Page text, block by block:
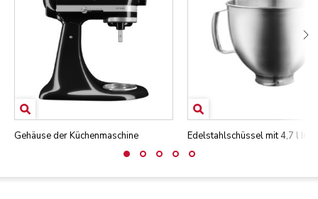
Gehäuse der Küchenmaschine Edelstahlschüssel mit 4,7 l